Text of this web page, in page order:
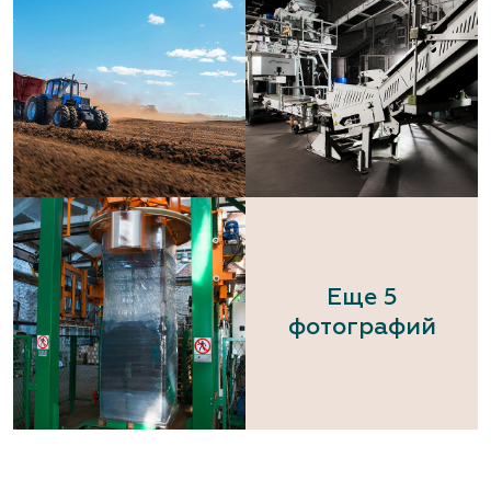
Еще 5
фотографий